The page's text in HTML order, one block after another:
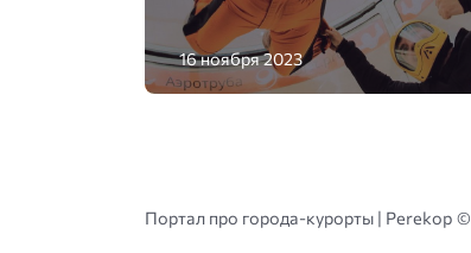
16 ноября 2023
Портал про города-курорты | Perekop ©